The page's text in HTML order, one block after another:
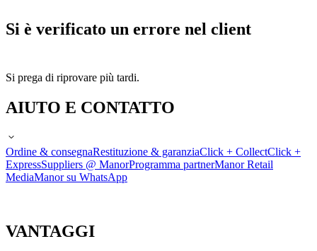
Si è verificato un errore nel client
Si prega di riprovare più tardi.
AIUTO E CONTATTO
Ordine & consegnaRestituzione & garanziaClick + CollectClick +
ExpressSuppliers @ ManorProgramma partnerManor Retail
MediaManor su WhatsApp
VANTAGGI